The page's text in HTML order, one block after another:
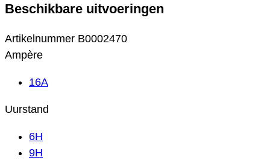
Beschikbare uitvoeringen
Artikelnummer B0002470
Ampère
16A
Uurstand
6H
9H